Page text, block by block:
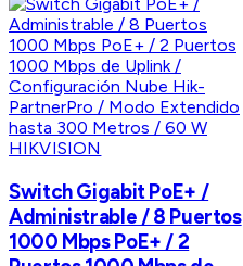
HIKVISION
Switch Gigabit PoE+ /
Administrable / 8 Puertos
1000 Mbps PoE+ / 2